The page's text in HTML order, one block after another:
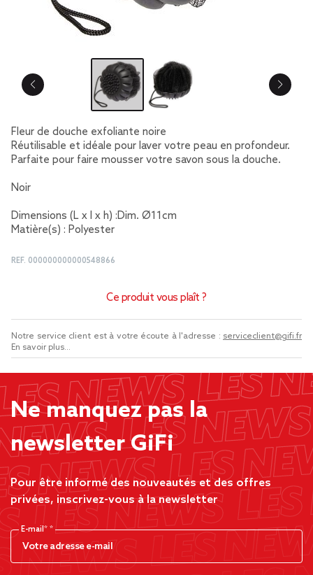
Fleur de douche exfoliante noire
Réutilisable et idéale pour laver votre peau en profondeur.
Parfaite pour faire mousser votre savon sous la douche.
Noir
Dimensions (L x l x h) :Dim. Ø11cm
Matière(s) : Polyester
REF. 000000000000548866
Ce produit vous plaît ?
Notre service client est à votre écoute à l'adresse : serviceclient@gifi.fr
En savoir plus...
Ne manquez pas la
newsletter GiFi
Pour être informé des nouveautés et des offres
privées, inscrivez-vous à la newsletter
E-mail*